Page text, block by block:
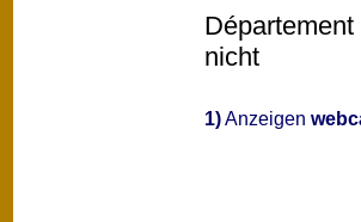
nicht
1)Anzeigen